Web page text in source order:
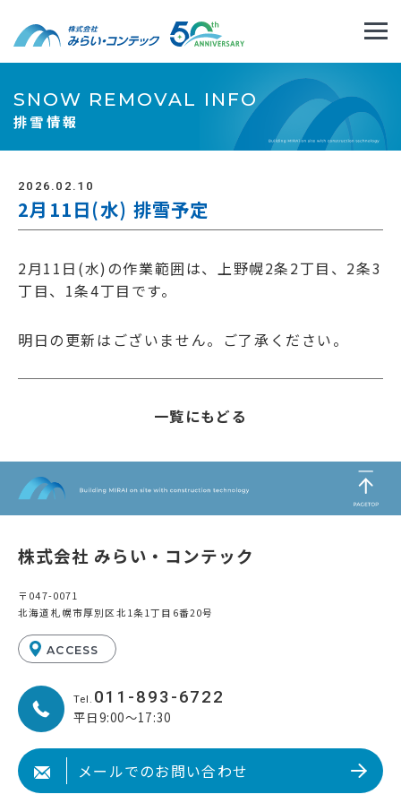
SNOW REMOVAL INFO
排雪情報
2026.02.10
2月11日(水) 排雪予定
2月11日(水)の作業範囲は、上野幌2条2丁目、2条3
丁目、1条4丁目です。
明日の更新はございません。ご了承ください。
一覧にもどる
株式会社 みらい・コンテック
〒047-0071
北海道札幌市厚別区北1条1丁目6番20号
ACCESS
Tel. 011-893-6722
平日9:00～17:30
メールでのお問い合わせ